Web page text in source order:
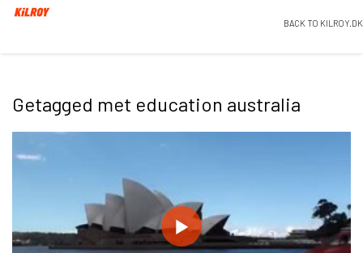
BACK TO KILROY.DK
Getagged met education australia